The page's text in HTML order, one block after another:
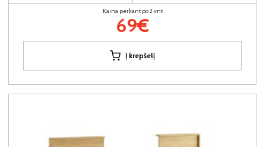
Kaina perkant po 2 vnt
69€
Į krepšelį